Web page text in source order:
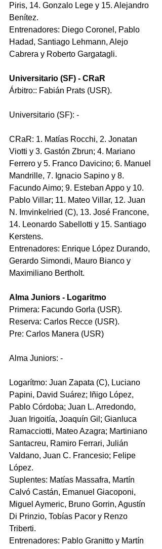
Piris, 14. Gonzalo Lege y 15. Alejandro
Benítez.
Entrenadores: Diego Coronel, Pablo
Hadad, Santiago Lehmann, Alejo
Cabrera y Roberto Gargatagli.
Universitario (SF) - CRaR
Árbitro:: Fabián Prats (USR).
Universitario (SF): -
CRaR: 1. Matías Rocchi, 2. Jonatan
Viotti y 3. Gastón Zbrun; 4. Mariano
Ferrero y 5. Franco Davicino; 6. Manuel
Mandrille, 7. Ignacio Sapino y 8.
Facundo Aimo; 9. Esteban Appo y 10.
Pablo Villar; 11. Mateo Villar, 12. Juan
N. Imvinkelried (C), 13. José Francone,
14. Leonardo Sabellotti y 15. Santiago
Kerstens.
Entrenadores: Enrique López Durando,
Gerardo Simondi, Mauro Bianco y
Maximiliano Bertholt.
Alma Juniors - Logaritmo
Primera: Facundo Gorla (USR).
Reserva: Carlos Recce (USR).
Pre: Carlos Manera (USR)
Alma Juniors: -
Logarítmo: Juan Zapata (C), Luciano
Papini, David Suárez; Iñigo López,
Pablo Córdoba; Juan L. Arredondo,
Juan Irigoitía, Joaquín Gil; Gianluca
Ramacciotti, Mateo Azagra; Martiniano
Santacreu, Ramiro Ferrari, Julián
Valdano, Juan C. Francesio; Felipe
López.
Suplentes: Matías Massafra, Martín
Calvó Castán, Emanuel Giacoponi,
Miguel Aymeric, Bruno Gorrin, Agustín
Di Prinzio, Tobías Pacor y Renzo
Triberti.
Entrenadores: Pablo Granitto y Martín